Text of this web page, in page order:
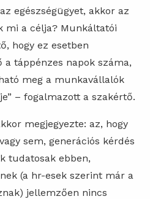
egészségügyet, akkor az
mi a célja? Munkáltatói
hogy ez esetben
táppénzes napok száma,
meg a munkavállalók
– fogalmazott a szakértő.
megjegyezte: az, hogy
sem, generációs kérdés
tudatosak ebben,
(a hr-esek szerint már a
jellemzően nincs